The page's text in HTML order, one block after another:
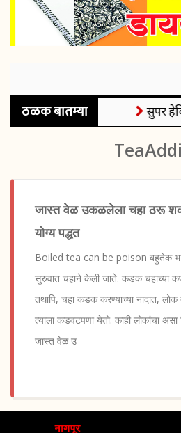
ठळक बातम्या सुपर
जास्त वेळ उकळलेला चहा ठरू
योग्य पद्धत
Boiled tea can be poison बहुतेक
सुरुवात चहाने केली जाते. कडक चहाच्या
तथापि, चहा कडक करण्याच्या नादात,
त्याला कडवटपणा येतो. काही लोकांचा
जास्त वेळ उ